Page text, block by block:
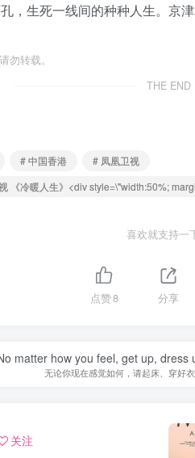
，生死一线间的种种人生。
勿转载。
THE END
# 中国香港
# 凤凰卫视
《冷暖人生》<div style=\"width:50%;
喜欢就支持一
点赞8 分享
matter how you feel, get up,
无论你现在感觉如何，请起床、穿好
关注